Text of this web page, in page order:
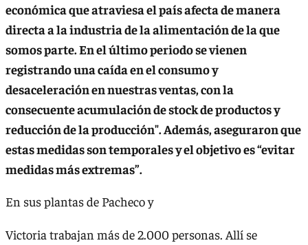
económica que atraviesa el país afecta de manera
directa a la industria de la alimentación de la que
somos parte. En el último periodo se vienen
registrando una caída en el consumo y
desaceleración en nuestras ventas, con la
consecuente acumulación de stock de productos y
reducción de la producción". Además, aseguraron que
estas medidas son temporales y el objetivo es “evitar
medidas más extremas”.
En sus plantas de Pacheco y
Victoria trabajan más de 2.000 personas. Allí se